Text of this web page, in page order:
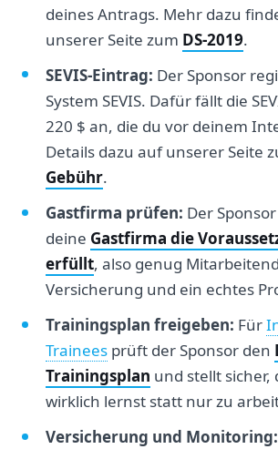
deines Antrags. Mehr dazu
unserer Seite zum DS-2019.
SEVIS-Eintrag: Der Sponsor
System SEVIS. Dafür fällt die
220 $ an, die du vor deinem
Details dazu auf unserer Seite
Gebühr.
Gastfirma prüfen: Der
deine Gastfirma die
erfüllt, also genug
Versicherung und ein echtes
Trainingsplan freigeben: Für
Traineesprüft der Sponsor den
Trainingsplan und stellt sicher,
wirklich lernst statt nur zu
Versicherung und Monitoring: